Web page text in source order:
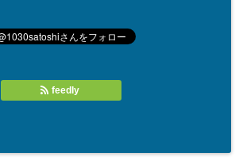
feedly